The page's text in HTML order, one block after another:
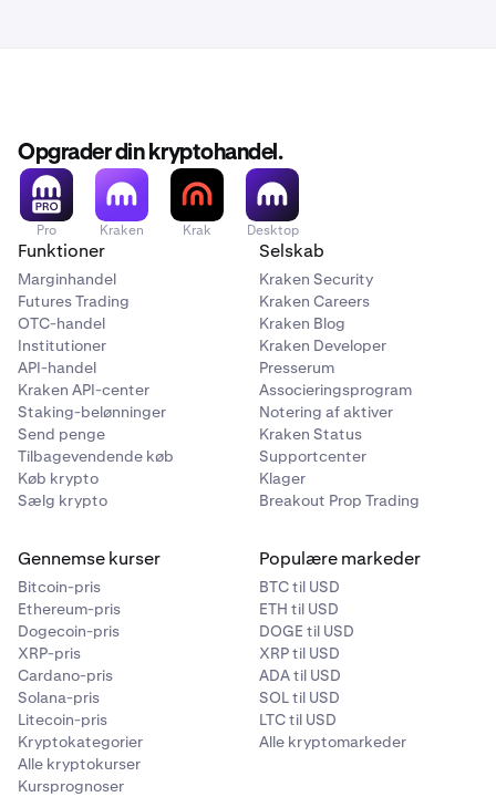
Opgrader din kryptohandel.
Pro Kraken Krak Desktop
Funktioner
Marginhandel
Futures Trading
OTC-handel
Institutioner
API-handel
Kraken API-center
Staking-belønninger
Send penge
Tilbagevendende køb
Køb krypto
Sælg krypto
Selskab
Kraken Security
Kraken Careers
Kraken Blog
Kraken Developer
Presserum
Associeringsprogram
Notering af aktiver
Kraken Status
Supportcenter
Klager
Breakout Prop Trading
Gennemse kurser
Bitcoin-pris
Ethereum-pris
Dogecoin-pris
XRP-pris
Cardano-pris
Solana-pris
Litecoin-pris
Kryptokategorier
Alle kryptokurser
Kursprognoser
Populære markeder
BTC til USD
ETH til USD
DOGE til USD
XRP til USD
ADA til USD
SOL til USD
LTC til USD
Alle kryptomarkeder